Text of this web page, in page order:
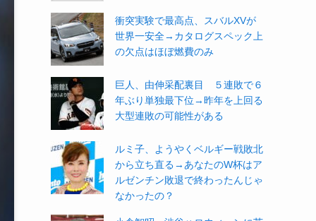
衝突実験で最高点、スバルXVが
世界一安全→カタログスペック上
の欠点はほぼ燃費のみ
巨人、由伸采配裏目 ５連敗で６
年ぶり単独最下位→昨年を上回る
大型連敗の可能性がある
ルミ子、ようやくベルギー戦敗北
から立ち直る→あなたのW杯はア
ルゼンチン敗退で終わったんじゃ
なかったの？